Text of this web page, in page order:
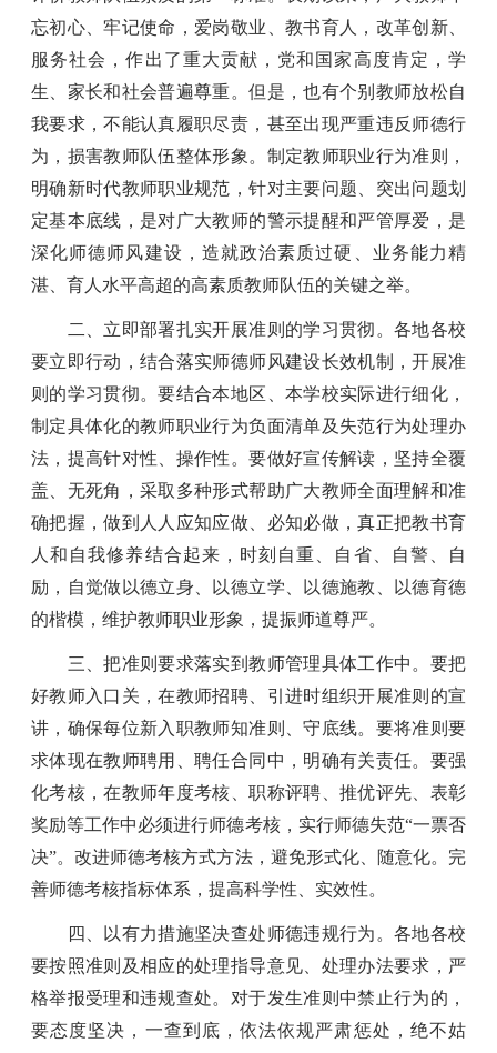
忘初心、牢记使命，爱岗敬业、教书育人，改革创新、
服务社会，作出了重大贡献，党和国家高度肯定，学
生、家长和社会普遍尊重。但是，也有个别教师放松自
我要求，不能认真履职尽责，甚至出现严重违反师德行
为，损害教师队伍整体形象。制定教师职业行为准则，
明确新时代教师职业规范，针对主要问题、突出问题划
定基本底线，是对广大教师的警示提醒和严管厚爱，是
深化师德师风建设，造就政治素质过硬、业务能力精
湛、育人水平高超的高素质教师队伍的关键之举。
二、立即部署扎实开展准则的学习贯彻。各地各校
要立即行动，结合落实师德师风建设长效机制，开展准
则的学习贯彻。要结合本地区、本学校实际进行细化，
制定具体化的教师职业行为负面清单及失范行为处理办
法，提高针对性、操作性。要做好宣传解读，坚持全覆
盖、无死角，采取多种形式帮助广大教师全面理解和准
确把握，做到人人应知应做、必知必做，真正把教书育
人和自我修养结合起来，时刻自重、自省、自警、自
励，自觉做以德立身、以德立学、以德施教、以德育德
的楷模，维护教师职业形象，提振师道尊严。
三、把准则要求落实到教师管理具体工作中。要把
好教师入口关，在教师招聘、引进时组织开展准则的宣
讲，确保每位新入职教师知准则、守底线。要将准则要
求体现在教师聘用、聘任合同中，明确有关责任。要强
化考核，在教师年度考核、职称评聘、推优评先、表彰
奖励等工作中必须进行师德考核，实行师德失范“一票否
决”。改进师德考核方式方法，避免形式化、随意化。完
善师德考核指标体系，提高科学性、实效性。
四、以有力措施坚决查处师德违规行为。各地各校
要按照准则及相应的处理指导意见、处理办法要求，严
格举报受理和违规查处。对于发生准则中禁止行为的，
要态度坚决，一查到底，依法依规严肃惩处，绝不姑